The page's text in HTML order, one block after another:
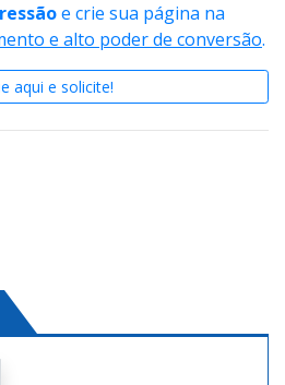
e crie sua página na
e alto poder de conversão.
aqui e solicite!